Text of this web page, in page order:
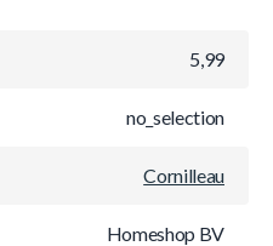
5,99
no_selection
Cornilleau
Homeshop BV